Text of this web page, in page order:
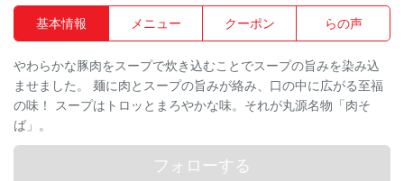
基本情報 メニュー クーポン らの声
やわらかな豚肉をスープで炊き込むことでスープの旨みを染み込
ませました。 麺に肉とスープの旨みが絡み、口の中に広がる至福
の味！ スープはトロッとまろやかな味。それが丸源名物「肉そ
ば」。
フォローする